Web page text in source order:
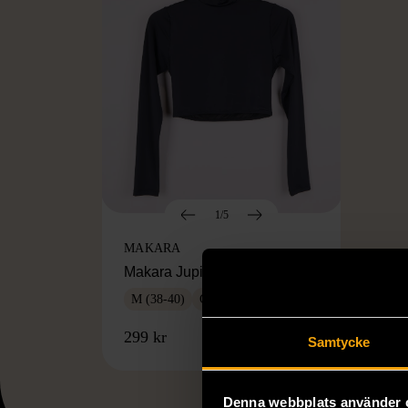
Samtycke
Denna webbplats använder
1/5
MAKARA
Makara Jupiter bikini topp
M (38-40) Gott skick
299 kr